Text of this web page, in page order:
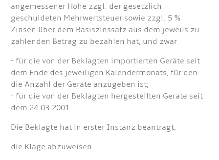
angemessener Höhe zzgl. der gesetzlich
geschuldeten Mehrwertsteuer sowie zzgl. 5 %
Zinsen über dem Basiszinssatz aus dem jeweils zu
zahlenden Betrag zu bezahlen hat, und zwar
- für die von der Beklagten importierten Geräte seit
dem Ende des jeweiligen Kalendermonats, für den
die Anzahl der Geräte anzugeben ist;
- für die von der Beklagten hergestellten Geräte seit
dem 24.03.2001.
Die Beklagte hat in erster Instanz beantragt,
die Klage abzuweisen.